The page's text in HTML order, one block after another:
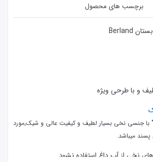
برچسب های محصول
و با طرحی ویژه
با جنسی نخی بسیار لطیف و کیفیت عالی و شیک,مورد
میباشد.
نخی از آب داغ استفاده نشود.